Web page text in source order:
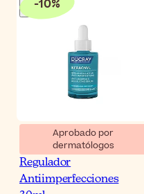
-10%
Aprobado por
dermatólogos
Ducray Keracnyl Sérum
Regulador
Antiimperfecciones